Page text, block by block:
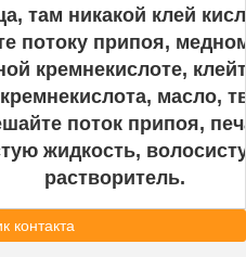
там никакой клей
потоку припоя,
кремнекислоте,
масло,
поток припоя,
жидкость,
растворитель.
контакта